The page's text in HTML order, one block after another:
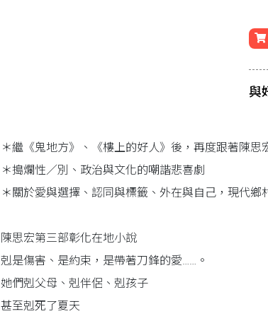
與
＊繼《鬼地方》、《樓上的好人》後，再度跟著陳思
＊搗爛性／別、政治與文化的嘲諧悲喜劇
＊關於愛與選擇、認同與標籤、外在與自己，現代鄉
陳思宏第三部彰化在地小說
剋是傷害、是約束，是帶著刀鋒的愛……。
她們剋父母、剋伴侶、剋孩子
甚至剋死了夏天